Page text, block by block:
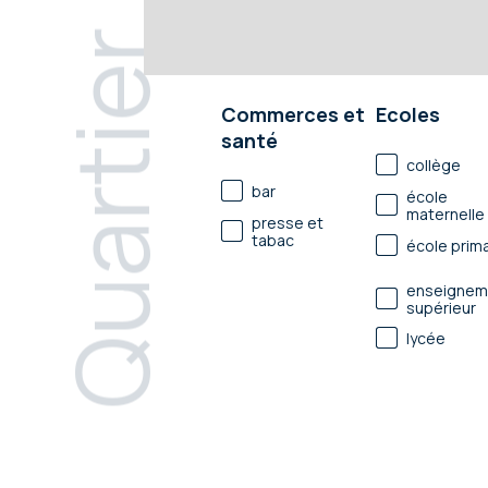
Quartier
Commerces et
santé
bar
presse et
tabac
Ecoles
collège
école
maternelle
école
supérieur
lycée